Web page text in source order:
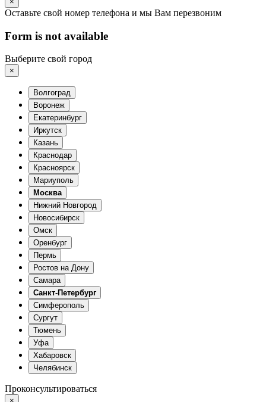
Оставьте свой номер телефона и мы Вам перезвоним
Form is not available
Выберите свой город
×
Волгоград
Воронеж
Екатеринбург
Иркутск
Казань
Краснодар
Красноярск
Мариуполь
Москва
Нижний Новгород
Новосибирск
Омск
Оренбург
Пермь
Ростов на Дону
Самара
Санкт-Петербург
Симферополь
Сургут
Тюмень
Уфа
Хабаровск
Челябинск
Проконсультироваться